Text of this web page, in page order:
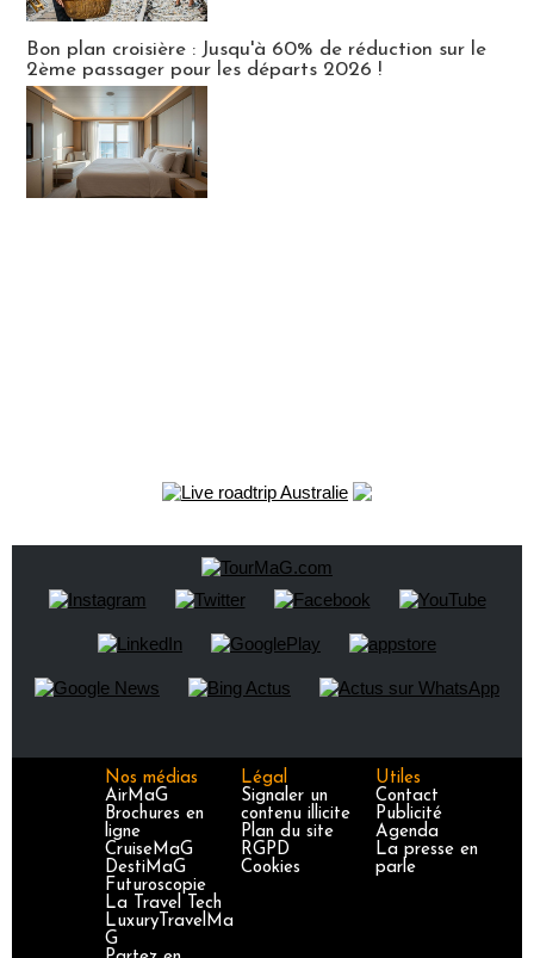
Bon plan croisière : Jusqu'à 60% de réduction sur le
2ème passager pour les départs 2026 !
Nos médias
AirMaG
Brochures en
ligne
CruiseMaG
DestiMaG
Futuroscopie
La Travel Tech
LuxuryTravelMa
G
Légal
Signaler un
contenu illicite
Plan du site
RGPD
Cookies
Utiles
Contact
Publicité
Agenda
La presse en
parle